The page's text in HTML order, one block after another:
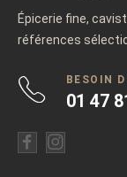
Épicerie fine,
références
BESOIN
01 47